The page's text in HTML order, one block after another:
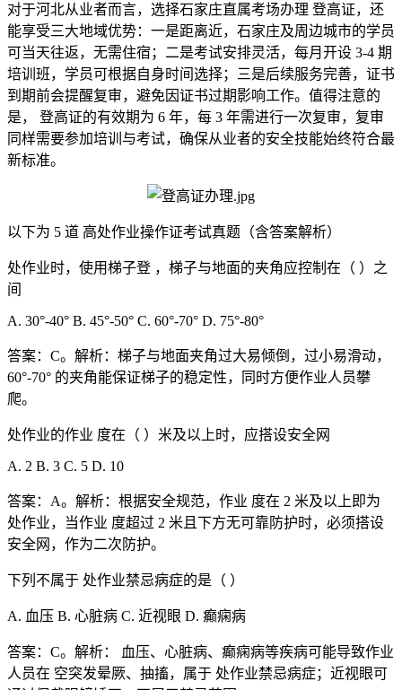
对于河北从业者而言，选择石家庄直属考场办理 登高证，还
能享受三大地域优势：一是距离近，石家庄及周边城市的学员
可当天往返，无需住宿；二是考试安排灵活，每月开设 3-4 期
培训班，学员可根据自身时间选择；三是后续服务完善，证书
到期前会提醒复审，避免因证书过期影响工作。值得注意的
是， 登高证的有效期为 6 年，每 3 年需进行一次复审，复审
同样需要参加培训与考试，确保从业者的安全技能始终符合最
新标准。
以下为 5 道 高处作业操作证考试真题（含答案解析）
处作业时，使用梯子登 ，梯子与地面的夹角应控制在（ ）之
间
A. 30°-40° B. 45°-50° C. 60°-70° D. 75°-80°
答案：C。解析：梯子与地面夹角过大易倾倒，过小易滑动，
60°-70° 的夹角能保证梯子的稳定性，同时方便作业人员攀
爬。
处作业的作业 度在（ ）米及以上时，应搭设安全网
A. 2 B. 3 C. 5 D. 10
答案：A。解析：根据安全规范，作业 度在 2 米及以上即为
处作业，当作业 度超过 2 米且下方无可靠防护时，必须搭设
安全网，作为二次防护。
下列不属于 处作业禁忌病症的是（ ）
A. 血压 B. 心脏病 C. 近视眼 D. 癫痫病
答案：C。解析： 血压、心脏病、癫痫病等疾病可能导致作业
人员在 空突发晕厥、抽搐，属于 处作业禁忌病症；近视眼可